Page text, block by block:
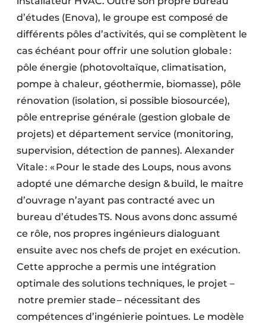
Travaux ferroviaires
d’études (Enova), le groupe est composé de
différents pôles d’activités, qui se complètent le
cas échéant pour offrir une solution globale :
pôle énergie (photovoltaïque, climatisation,
pompe à chaleur, géothermie, biomasse), pôle
rénovation (isolation, si possible biosourcée),
pôle entreprise générale (gestion globale de
projets) et département service (monitoring,
supervision, détection de pannes). Alexander
Vitale : « Pour le stade des Loups, nous avons
adopté une démarche design & build, le maitre
d’ouvrage n’ayant pas contracté avec un
bureau d’études TS. Nous avons donc assumé
ce rôle, nos propres ingénieurs dialoguant
ensuite avec nos chefs de projet en exécution.
Cette approche a permis une intégration
optimale des solutions techniques, le projet –
notre premier stade – nécessitant des
compétences d’ingénierie pointues. Le modèle